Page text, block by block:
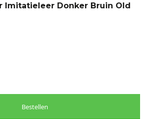
Imitatieleer Donker Bruin Old
Bestellen